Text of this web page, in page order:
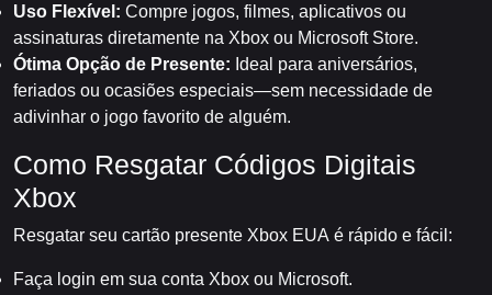
Uso Flexível: Compre jogos, filmes, aplicativos ou
assinaturas diretamente na Xbox ou Microsoft Store.
Ótima Opção de Presente: Ideal para aniversários,
feriados ou ocasiões especiais—sem necessidade de
adivinhar o jogo favorito de alguém.
Como Resgatar Códigos Digitais
Xbox
Resgatar seu cartão presente Xbox EUA é rápido e fácil:
Faça login em sua conta Xbox ou Microsoft.